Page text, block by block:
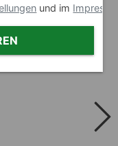
und im